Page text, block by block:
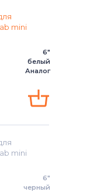
mini
6"
белый
Аналог
mini
6"
черный